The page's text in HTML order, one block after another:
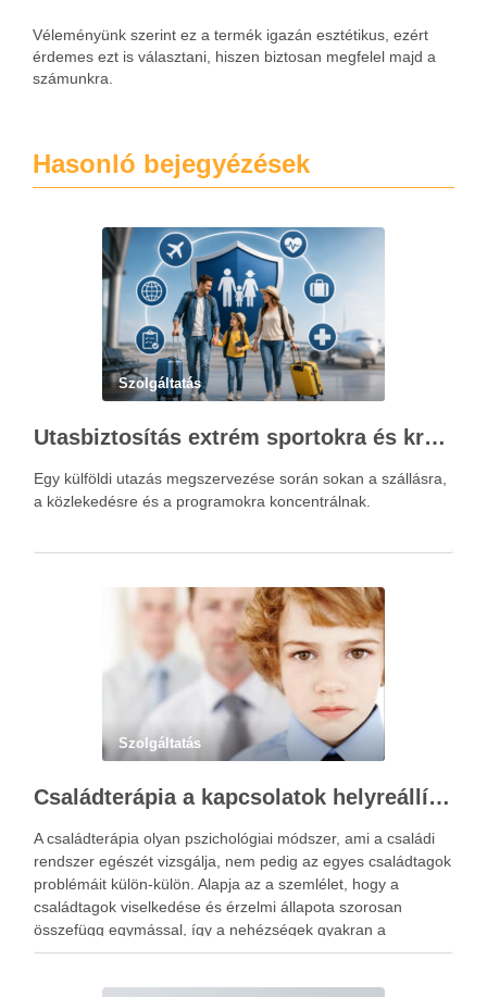
Véleményünk szerint ez a termék igazán esztétikus, ezért
érdemes ezt is választani, hiszen biztosan megfelel majd a
számunkra.
Hasonló bejegyézések
Szolgáltatás
Utasbiztosítás extrém sportokra és krónikus betegségek esetén: mire figyelj utazás előtt?
Egy külföldi utazás megszervezése során sokan a szállásra,
a közlekedésre és a programokra koncentrálnak.
Szolgáltatás
Családterápia a kapcsolatok helyreállításért
A családterápia olyan pszichológiai módszer, ami a családi
rendszer egészét vizsgálja, nem pedig az egyes családtagok
problémáit külön-külön. Alapja az a szemlélet, hogy a
családtagok viselkedése és érzelmi állapota szorosan
összefügg egymással, így a nehézségek gyakran a
kapcsolati mintázatokban gyökereznek. A családterápia